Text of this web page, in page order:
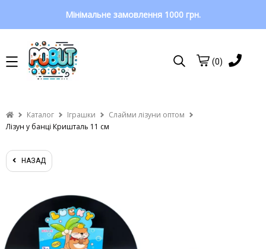
Мінімальне замовлення 1000 грн.
(0)
Каталог Іграшки
Слайми лізуни оптом
Лізун у банці Кришталь 11 см
НАЗАД